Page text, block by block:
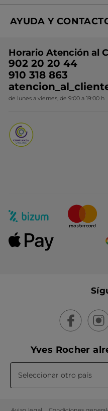
Nuestros compromisos
Conviértete en
Rebajas
Ideas de Regalo
Colección Monoi
Novedades del mes
AYUDA Y
Contacto
Horario Atención al
902 20 20 44
910 318 863
de lunes a viernes, de 9:00 a 19:00 h
Yves Rocher
Seleccionar otro país